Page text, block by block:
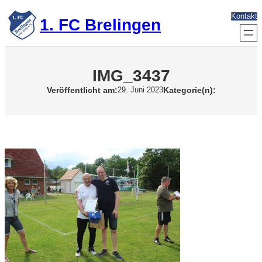
Zum
Inhalt
springen 1. FC Brelingen Kontakt
IMG_3437
Veröffentlicht am:29. Juni 2023Kategorie(n):